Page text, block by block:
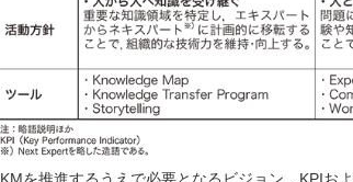
KMを推進するうえで必要となるビジョン，KPIお